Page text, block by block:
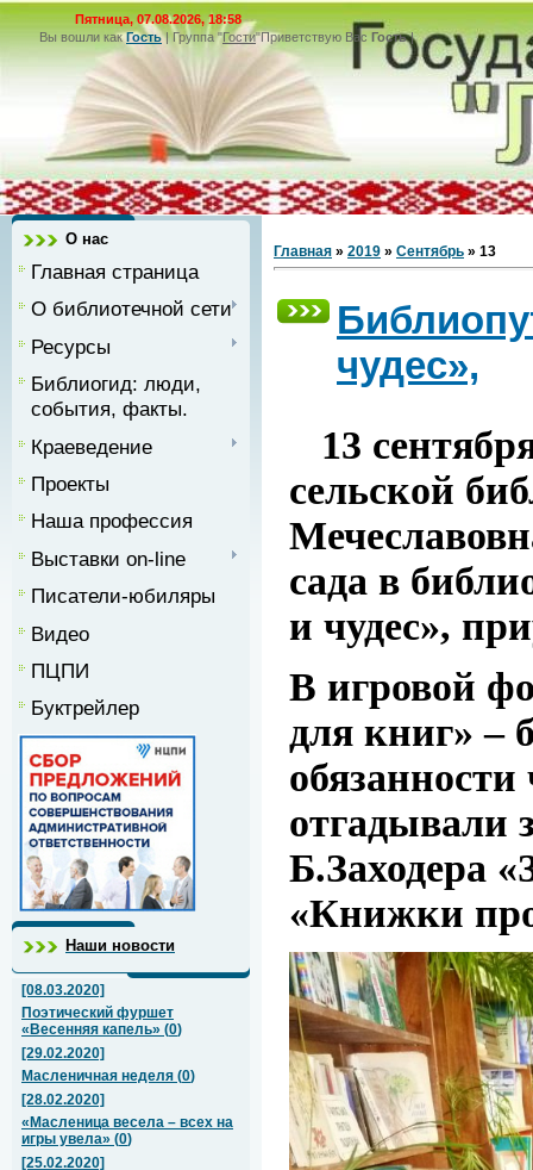
Пятница, 07.08.2026, 18:58
Вы вошли как Гость|Группа"Гости"Приветствую Вас Гость|
О нас
Главная страница
О библиотечной сети
Ресурсы
Библиогид: люди,
события, факты.
Краеведение
Проекты
Наша профессия
Выставки on-line
Писатели-юбиляры
Видео
ПЦПИ
Буктрейлер
Наши новости
[08.03.2020]
Поэтический фуршет
«Весенняя капель» (0)
[29.02.2020]
Масленичная неделя (0)
[28.02.2020]
«Масленица весела – всех на
игры увела» (0)
[25.02.2020]
Главная » 2019 » Сентябрь » 13
чудес»,
13
сельской
сада в
и чудес»,
В игровой
для книг» –
отгадывали
Б.Заходера
«Книжки